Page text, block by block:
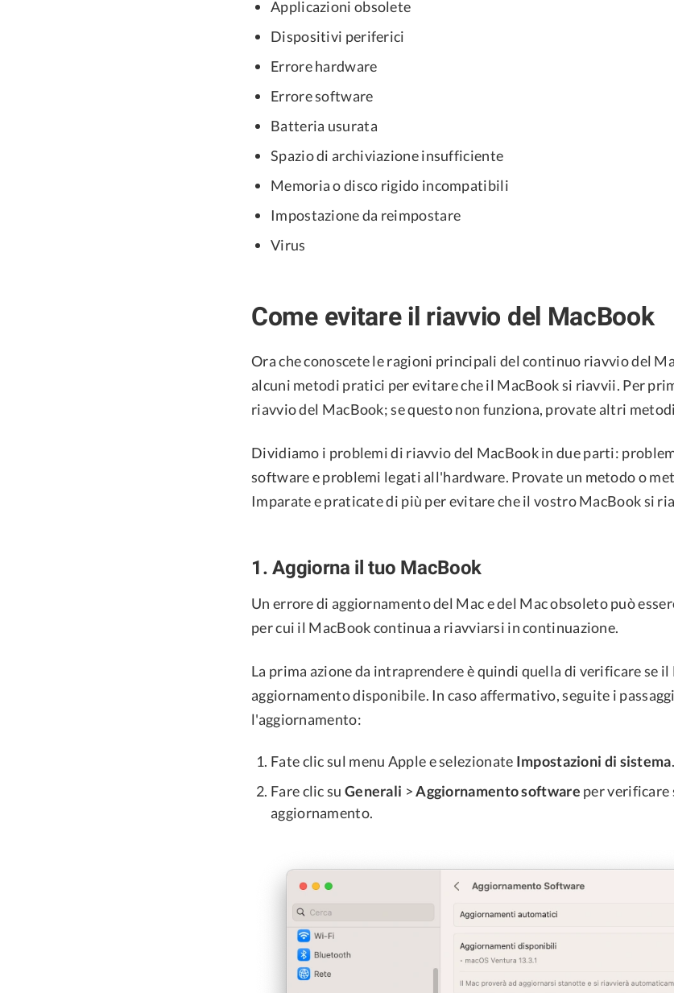
Applicazioni obsolete
Dispositivi periferici
Errore hardware
Errore software
Batteria usurata
Spazio di archiviazione insufficiente
Memoria o disco rigido incompatibili
Impostazione da reimpostare
Virus
Come evitare il riavvio del MacBook
Ora che conoscete le ragioni principali del continuo riavvio del
alcuni metodi pratici per evitare che il MacBook si riavvii. Per
riavvio del MacBook; se questo non funziona, provate altri
Dividiamo i problemi di riavvio del MacBook in due parti:
software e problemi legati all'hardware. Provate un metodo o
Imparate e praticate di più per evitare che il vostro MacBook si
1. Aggiorna il tuo MacBook
Un errore di aggiornamento del Mac e del Mac obsoleto può
per cui il MacBook continua a riavviarsi in continuazione.
La prima azione da intraprendere è quindi quella di verificare se il
aggiornamento disponibile. In caso affermativo, seguite i
l'aggiornamento:
Fate clic sul menu Apple e selezionate Impostazioni di sistema.
Fare clic su Generali >Aggiornamento software per verificare
aggiornamento.